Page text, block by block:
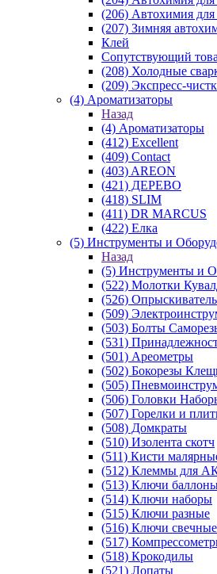
(206) Автохимия
(207) Зимняя
Клей
Сопутствующий
(208) Холодные
(209) Экспреcс-
(4) Ароматизаторы
Назад
(4) Ароматизаторы
(412) Excellent
(409) Contact
(403) AREON
(421) ДЕРЕВО
(418) SLIM
(411) DR MARCUS
(422) Елка
(5) Инструменты и
Назад
(5) Инструменты и
(522) Молотки
(526) Опрыскиватель
(509)
(503) Болты
(531)
(501) Ареометры
(502) Бокорезы
(505)
(506) Головки
(507) Горелки и
(508) Домкраты
(510) Изолента скотч
(511) Кисти
(512) Клеммы для
(513) Ключи
(514) Ключи наборы
(515) Ключи разные
(516) Ключи свечные
(517)
(518) Крокодилы
(521) Лопаты